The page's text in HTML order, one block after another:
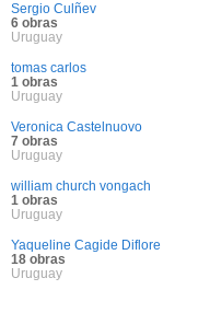
Sergio Culñev
6 obras
Uruguay
tomas carlos
1 obras
Uruguay
Veronica Castelnuovo
7 obras
Uruguay
william church vongach
1 obras
Uruguay
Yaqueline Cagide Diflore
18 obras
Uruguay